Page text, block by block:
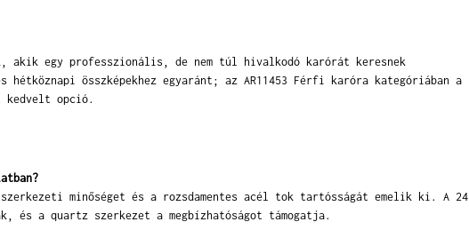
akik egy professzionális, de nem túl hivalkodó karórát keresnek
összképekhez egyaránt; az AR11453 Férfi karóra kategóriában a
kedvelt opció.
szerkezeti minőséget és a rozsdamentes acél tok tartósságát emelik ki. A 24
és a quartz szerkezet a megbízhatóságot támogatja.